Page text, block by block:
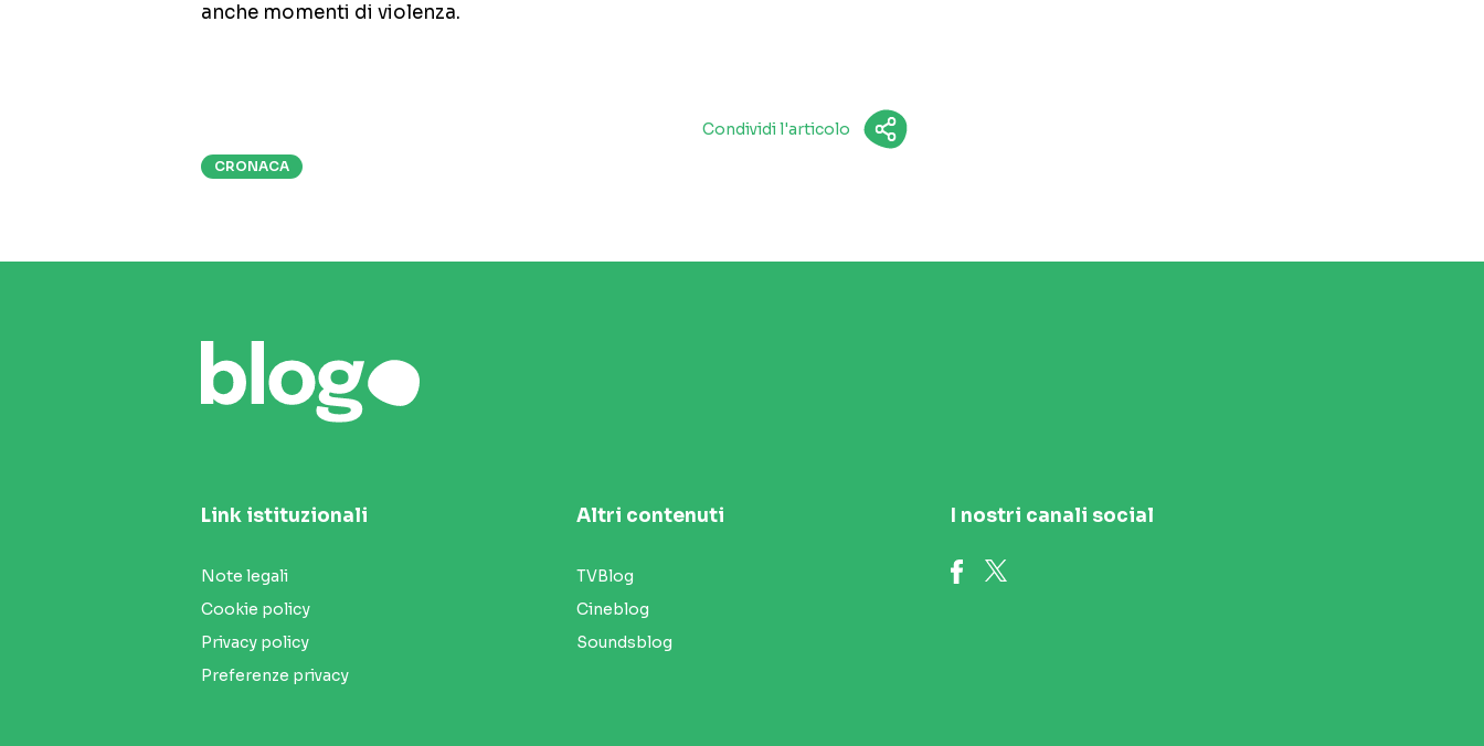
anche momenti di violenza.
Condividi l'articolo
CRONACA
Link istituzionali
Note legali
Cookie policy
Privacy policy
Preferenze privacy
Altri contenuti
TVBlog
Cineblog
Soundsblog
I nostri canali social